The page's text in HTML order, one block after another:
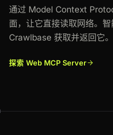
通过 Model Context
面，让它直接读取网络。智
Crawlbase 获取并返回它。
探索 Web MCP Server